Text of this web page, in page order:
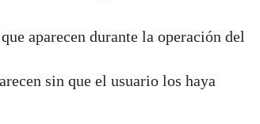
aparecen durante la operación del
sin que el usuario los haya